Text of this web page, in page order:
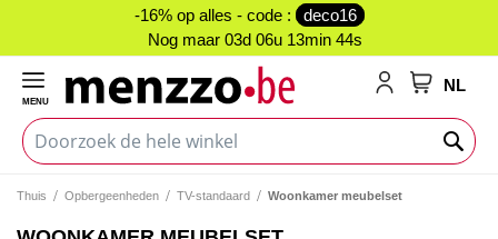
-16% op alles - code :
deco16
Nog maar 03d 06u 13min 44s
NL
MENU
Thuis Opbergeenheden TV-standaard Woonkamer meubelset